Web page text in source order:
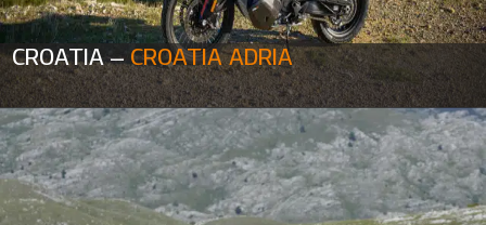
CROATIA – CROATIA ADRIA